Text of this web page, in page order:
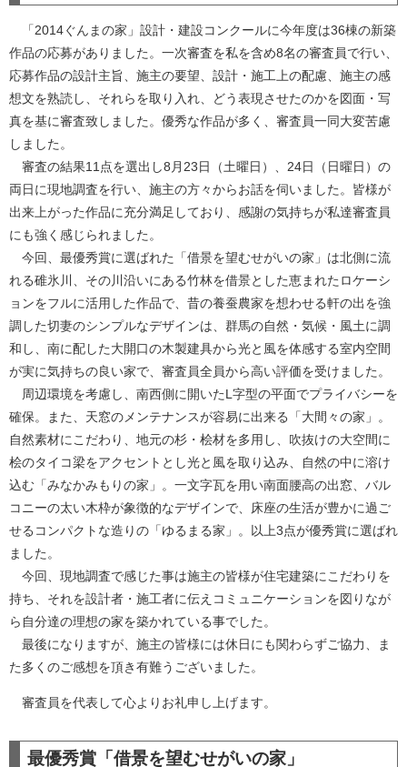
「2014ぐんまの家」設計・建設コンクールに今年度は36棟の新築
作品の応募がありました。一次審査を私を含め8名の審査員で行い、
応募作品の設計主旨、施主の要望、設計・施工上の配慮、施主の感
想文を熟読し、それらを取り入れ、どう表現させたのかを図面・写
真を基に審査致しました。優秀な作品が多く、審査員一同大変苦慮
しました。
審査の結果11点を選出し8月23日（土曜日）、24日（日曜日）の
両日に現地調査を行い、施主の方々からお話を伺いました。皆様が
出来上がった作品に充分満足しており、感謝の気持ちが私達審査員
にも強く感じられました。
今回、最優秀賞に選ばれた「借景を望むせがいの家」は北側に流
れる碓氷川、その川沿いにある竹林を借景とした恵まれたロケーシ
ョンをフルに活用した作品で、昔の養蚕農家を想わせる軒の出を強
調した切妻のシンプルなデザインは、群馬の自然・気候・風土に調
和し、南に配した大開口の木製建具から光と風を体感する室内空間
が実に気持ちの良い家で、審査員全員から高い評価を受けました。
周辺環境を考慮し、南西側に開いたL字型の平面でプライバシーを
確保。また、天窓のメンテナンスが容易に出来る「大間々の家」。
自然素材にこだわり、地元の杉・桧材を多用し、吹抜けの大空間に
桧のタイコ梁をアクセントとし光と風を取り込み、自然の中に溶け
込む「みなかみもりの家」。一文字瓦を用い南面腰高の出窓、バル
コニーの太い木枠が象徴的なデザインで、床座の生活が豊かに過ご
せるコンパクトな造りの「ゆるまる家」。以上3点が優秀賞に選ばれ
ました。
今回、現地調査で感じた事は施主の皆様が住宅建築にこだわりを
持ち、それを設計者・施工者に伝えコミュニケーションを図りなが
ら自分達の理想の家を築かれている事でした。
最後になりますが、施主の皆様には休日にも関わらずご協力、ま
た多くのご感想を頂き有難うございました。
審査員を代表して心よりお礼申し上げます。
最優秀賞「借景を望むせがいの家」